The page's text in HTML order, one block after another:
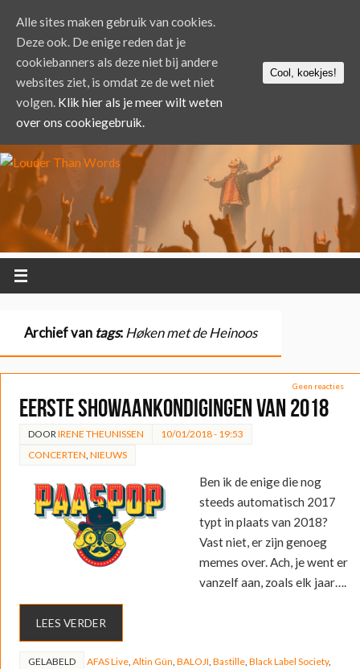
Archief van tags:Høken met de Heinoos
Geen reacties
Eerste showaankondigingen van 2018
DOOR IRENE THEUNISSEN
10/01/2018 - 19:53
CONCERTEN NIEUWS
Ben ik de enige die nog
steeds automatisch 2017
typt in plaats van 2018?
Vast niet, er zijn genoeg
memes over. Ach, je went er
vanzelf aan, zoals elk jaar….
LEES VERDER
GELABELD AFAS Live, Altin Gün BALOJI Bastille, Black Label Society,
Alle sites maken gebruik van cookies.
Deze ook. De enige reden dat je
cookiebanners als deze niet bij andere
websites ziet, is omdat ze de wet niet
volgen. Klik hier als je meer wilt weten
over ons cookiegebruik.
Cool, koekjes!